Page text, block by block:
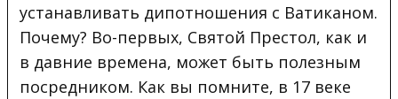
устанавливать дипотношения с Ватиканом.
Почему? Во-первых, Святой Престол, как и
в давние времена, может быть полезным
посредником. Как вы помните, в 17 веке